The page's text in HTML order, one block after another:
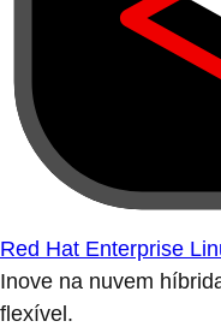
Red Hat Enterprise
Inove na nuvem
flexível.